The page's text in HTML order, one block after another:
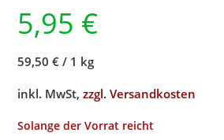
5,95 €
59,50 € / 1 kg
inkl. MwSt,zzgl. Versandkosten
Solange der Vorrat reicht